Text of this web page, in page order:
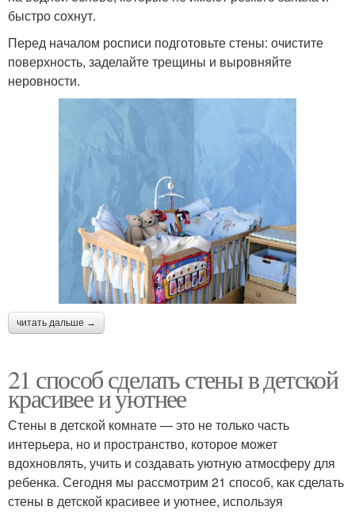
быстро сохнут.
Перед началом росписи подготовьте стены: очистите
поверхность, заделайте трещины и выровняйте
неровности.
читать дальше →
21 способ сделать стены в детской
красивее и уютнее
Стены в детской комнате — это не только часть
интерьера, но и пространство, которое может
вдохновлять, учить и создавать уютную атмосферу для
ребенка. Сегодня мы рассмотрим 21 способ, как сделать
стены в детской красивее и уютнее, используя